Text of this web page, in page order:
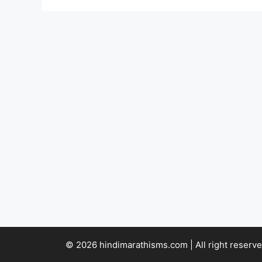
© 2026 hindimarathisms.com | All right